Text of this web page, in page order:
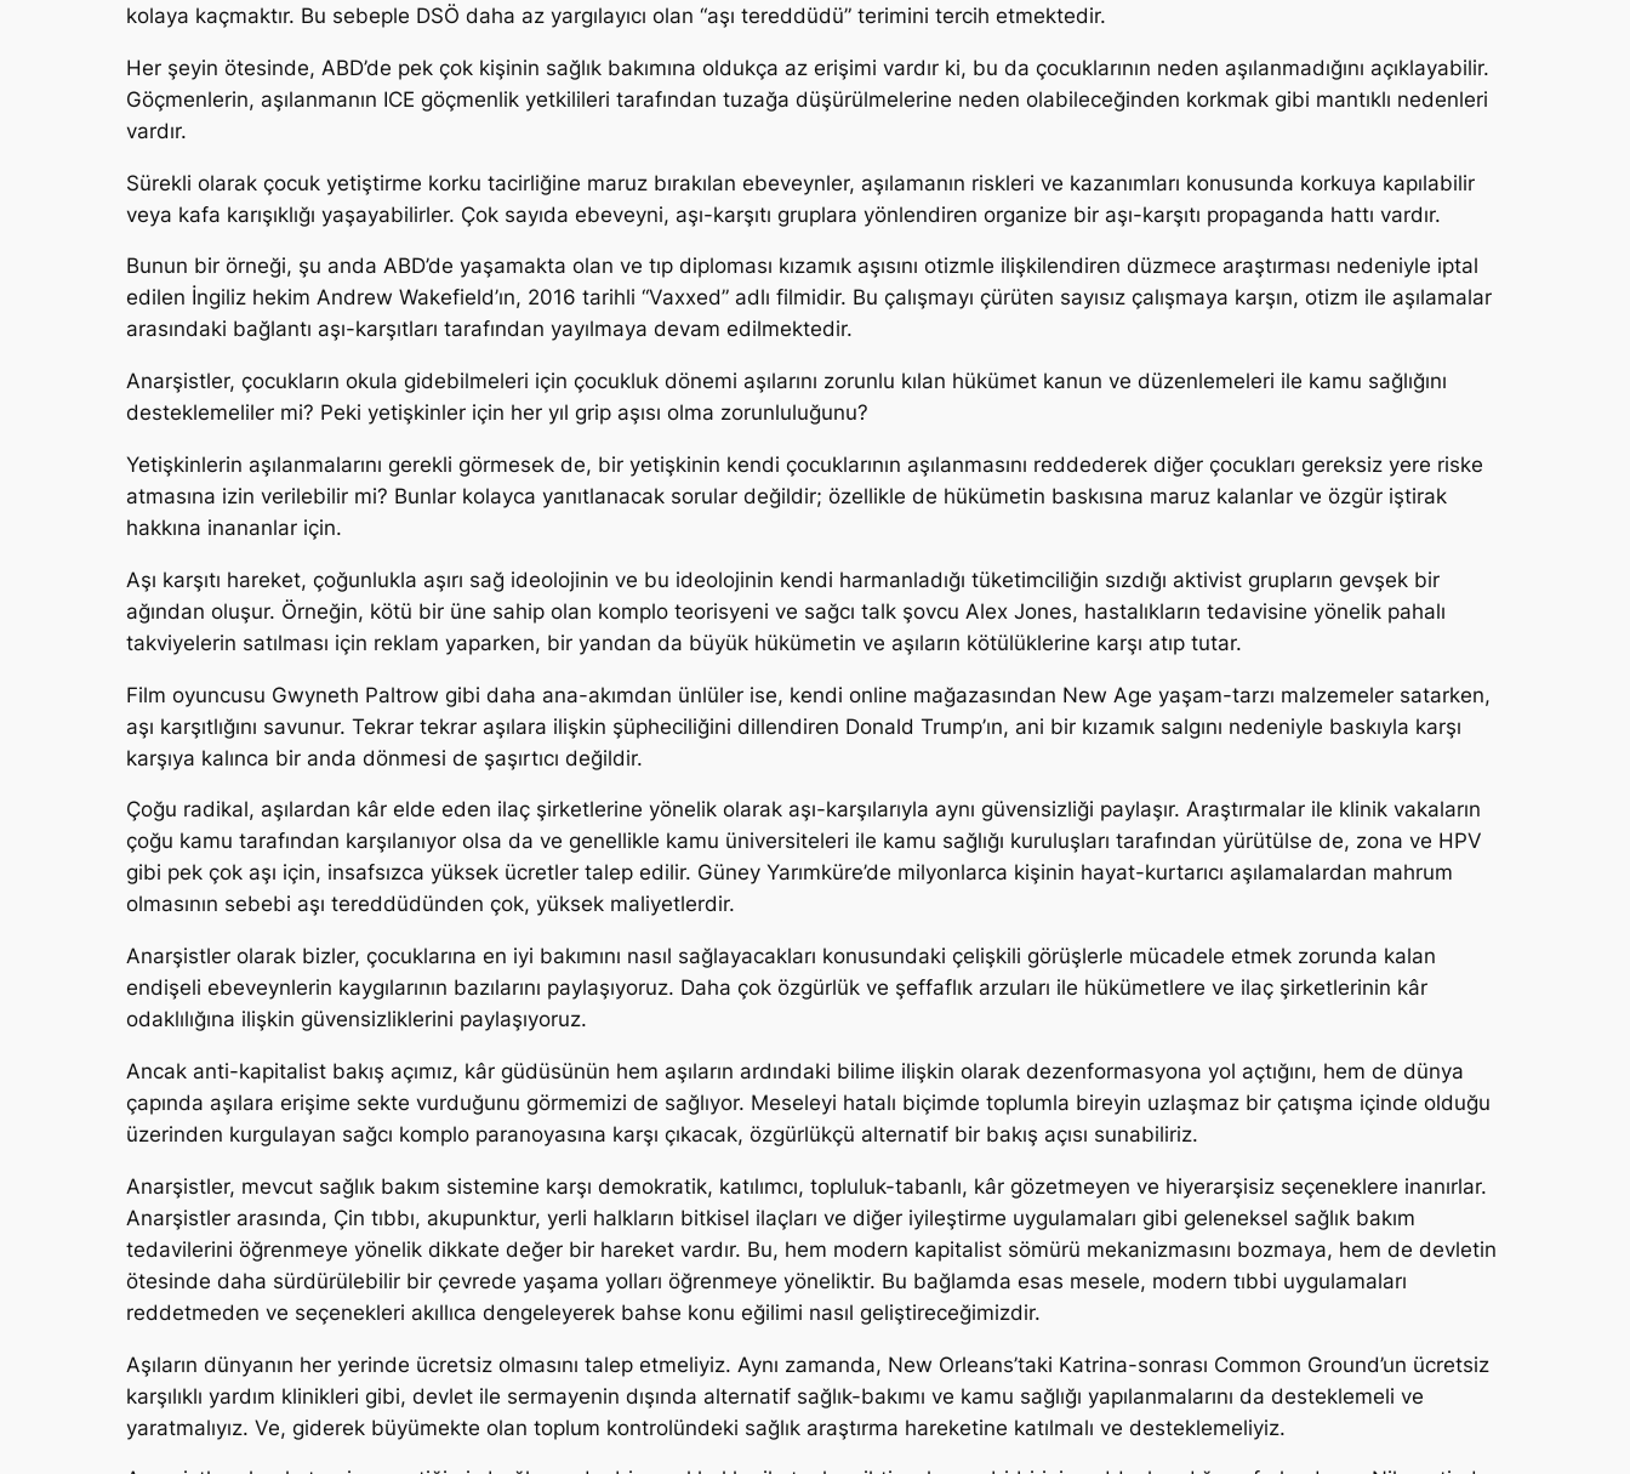
kolaya kaçmaktır. Bu sebeple DSÖ daha az yargılayıcı olan “aşı tereddüdü” terimini tercih etmektedir.
Her şeyin ötesinde, ABD’de pek çok kişinin sağlık bakımına oldukça az erişimi vardır ki, bu da çocuklarının neden aşılanmadığını açıklayabilir.
Göçmenlerin, aşılanmanın ICE göçmenlik yetkilileri tarafından tuzağa düşürülmelerine neden olabileceğinden korkmak gibi mantıklı nedenleri
vardır.
Sürekli olarak çocuk yetiştirme korku tacirliğine maruz bırakılan ebeveynler, aşılamanın riskleri ve kazanımları konusunda korkuya kapılabilir
veya kafa karışıklığı yaşayabilirler. Çok sayıda ebeveyni, aşı-karşıtı gruplara yönlendiren organize bir aşı-karşıtı propaganda hattı vardır.
Bunun bir örneği, şu anda ABD’de yaşamakta olan ve tıp diploması kızamık aşısını otizmle ilişkilendiren düzmece araştırması nedeniyle iptal
edilen İngiliz hekim Andrew Wakefield’ın, 2016 tarihli “Vaxxed” adlı filmidir. Bu çalışmayı çürüten sayısız çalışmaya karşın, otizm ile aşılamalar
arasındaki bağlantı aşı-karşıtları tarafından yayılmaya devam edilmektedir.
Anarşistler, çocukların okula gidebilmeleri için çocukluk dönemi aşılarını zorunlu kılan hükümet kanun ve düzenlemeleri ile kamu sağlığını
desteklemeliler mi? Peki yetişkinler için her yıl grip aşısı olma zorunluluğunu?
Yetişkinlerin aşılanmalarını gerekli görmesek de, bir yetişkinin kendi çocuklarının aşılanmasını reddederek diğer çocukları gereksiz yere riske
atmasına izin verilebilir mi? Bunlar kolayca yanıtlanacak sorular değildir; özellikle de hükümetin baskısına maruz kalanlar ve özgür iştirak
hakkına inananlar için.
Aşı karşıtı hareket, çoğunlukla aşırı sağ ideolojinin ve bu ideolojinin kendi harmanladığı tüketimciliğin sızdığı aktivist grupların gevşek bir
ağından oluşur. Örneğin, kötü bir üne sahip olan komplo teorisyeni ve sağcı talk şovcu Alex Jones, hastalıkların tedavisine yönelik pahalı
takviyelerin satılması için reklam yaparken, bir yandan da büyük hükümetin ve aşıların kötülüklerine karşı atıp tutar.
Film oyuncusu Gwyneth Paltrow gibi daha ana-akımdan ünlüler ise, kendi online mağazasından New Age yaşam-tarzı malzemeler satarken,
aşı karşıtlığını savunur. Tekrar tekrar aşılara ilişkin şüpheciliğini dillendiren Donald Trump’ın, ani bir kızamık salgını nedeniyle baskıyla karşı
karşıya kalınca bir anda dönmesi de şaşırtıcı değildir.
Çoğu radikal, aşılardan kâr elde eden ilaç şirketlerine yönelik olarak aşı-karşılarıyla aynı güvensizliği paylaşır. Araştırmalar ile klinik vakaların
çoğu kamu tarafından karşılanıyor olsa da ve genellikle kamu üniversiteleri ile kamu sağlığı kuruluşları tarafından yürütülse de, zona ve HPV
gibi pek çok aşı için, insafsızca yüksek ücretler talep edilir. Güney Yarımküre’de milyonlarca kişinin hayat-kurtarıcı aşılamalardan mahrum
olmasının sebebi aşı tereddüdünden çok, yüksek maliyetlerdir.
Anarşistler olarak bizler, çocuklarına en iyi bakımını nasıl sağlayacakları konusundaki çelişkili görüşlerle mücadele etmek zorunda kalan
endişeli ebeveynlerin kaygılarının bazılarını paylaşıyoruz. Daha çok özgürlük ve şeffaflık arzuları ile hükümetlere ve ilaç şirketlerinin kâr
odaklılığına ilişkin güvensizliklerini paylaşıyoruz.
Ancak anti-kapitalist bakış açımız, kâr güdüsünün hem aşıların ardındaki bilime ilişkin olarak dezenformasyona yol açtığını, hem de dünya
çapında aşılara erişime sekte vurduğunu görmemizi de sağlıyor. Meseleyi hatalı biçimde toplumla bireyin uzlaşmaz bir çatışma içinde olduğu
üzerinden kurgulayan sağcı komplo paranoyasına karşı çıkacak, özgürlükçü alternatif bir bakış açısı sunabiliriz.
Anarşistler, mevcut sağlık bakım sistemine karşı demokratik, katılımcı, topluluk-tabanlı, kâr gözetmeyen ve hiyerarşisiz seçeneklere inanırlar.
Anarşistler arasında, Çin tıbbı, akupunktur, yerli halkların bitkisel ilaçları ve diğer iyileştirme uygulamaları gibi geleneksel sağlık bakım
tedavilerini öğrenmeye yönelik dikkate değer bir hareket vardır. Bu, hem modern kapitalist sömürü mekanizmasını bozmaya, hem de devletin
ötesinde daha sürdürülebilir bir çevrede yaşama yolları öğrenmeye yöneliktir. Bu bağlamda esas mesele, modern tıbbi uygulamaları
reddetmeden ve seçenekleri akıllıca dengeleyerek bahse konu eğilimi nasıl geliştireceğimizdir.
Aşıların dünyanın her yerinde ücretsiz olmasını talep etmeliyiz. Aynı zamanda, New Orleans’taki Katrina-sonrası Common Ground’un ücretsiz
karşılıklı yardım klinikleri gibi, devlet ile sermayenin dışında alternatif sağlık-bakımı ve kamu sağlığı yapılanmalarını da desteklemeli ve
yaratmalıyız. Ve, giderek büyümekte olan toplum kontrolündeki sağlık araştırma hareketine katılmalı ve desteklemeliyiz.